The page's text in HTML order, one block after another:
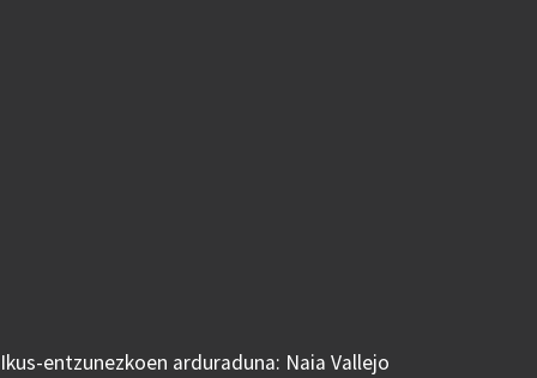
entzunezkoen arduraduna: Naia Vallejo